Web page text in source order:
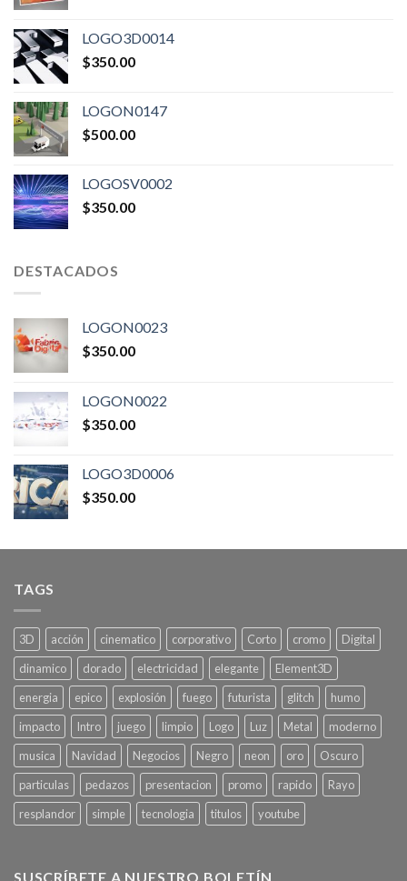
LOGO3D0014
$350.00
LOGON0147
$500.00
LOGOSV0002
$350.00
DESTACADOS
LOGON0023
$350.00
LOGON0022
$350.00
LOGO3D0006
$350.00
TAGS
3D acción cinematico corporativo Corto cromo
Digital
dinamico
dorado electricidad elegante
Element3D
energia
epico explosión fuego futurista glitch
humo
impacto
Intro juego limpio Logo Luz Metal
moderno
musica
Navidad Negocios Negro neon oro
Oscuro
particulas
pedazos presentacion promo rapido
Rayo
resplandor
simple tecnologia titulos youtube
SUSCRÍBETE A NUESTRO BOLETÍN